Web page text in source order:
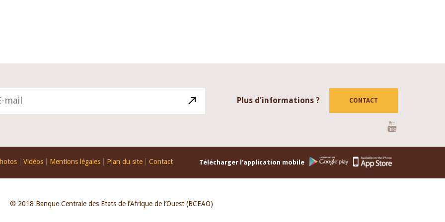
Plus d'informations ? CONTACT
Vidéos Mentions légales Plan du site Contact Télécharger l'application mobile
© 2018 Banque Centrale des Etats de l’Afrique de l’Ouest (BCEAO)